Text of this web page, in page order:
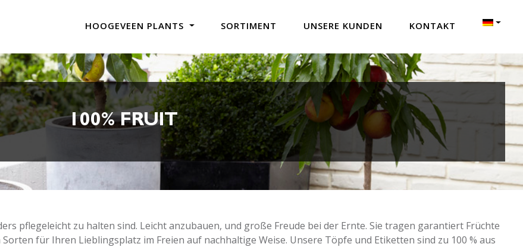
HOOGEVEEN PLANTS SORTIMENT UNSERE KUNDEN KONTAKT
100% FRUIT
pflegeleicht zu halten sind. Leicht anzubauen, und große Freude bei der Ernte. Sie tragen garantiert Früchte
für Ihren Lieblingsplatz im Freien auf nachhaltige Weise. Unsere Töpfe und Etiketten sind zu 100 % aus